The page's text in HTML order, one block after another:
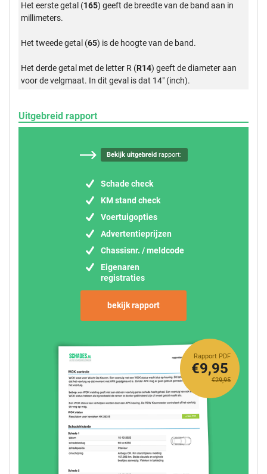
Het eerste getal (165) geeft de breedte van de band aan in
millimeters.
Het tweede getal (65) is de hoogte van de band.
Het derde getal met de letter R (R14) geeft de diameter aan
voor de velgmaat. In dit geval is dat 14" (inch).
Uitgebreid rapport
Bekijk uitgebreid rapport:
Schade check
KM stand check
Voertuigopties
Advertentieprijzen
Chassisnr. / meldcode
Eigenaren
registraties
bekijk rapport
Rapport PDF
€29,95
€9,95